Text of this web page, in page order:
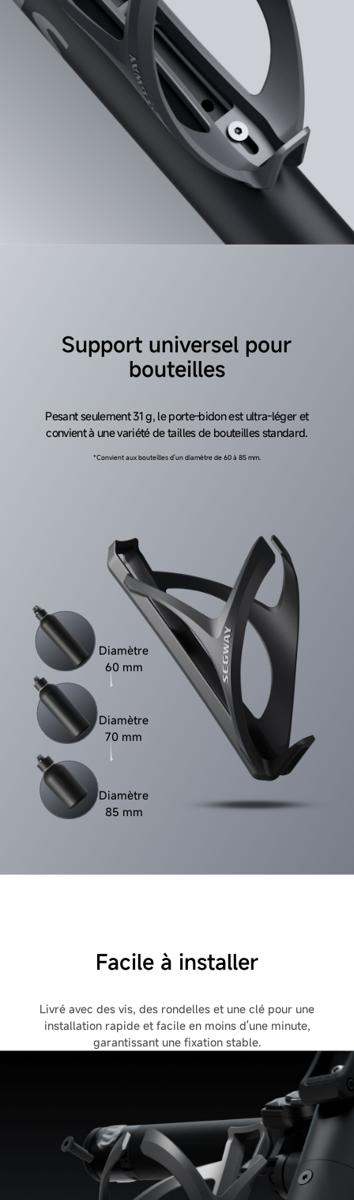
Support universel pour
bouteilles
Pesant seulement 31 g, le porte-bidon est ultra-léger et
convient à une variété de tailles de bouteilles standard.
*Convient aux bouteilles d'un diamètre de 60 à 85 mm.
Diamètre
60 mm
Diamètre
70 mm
Diamètre
85 mm
Facile à installer
Livré avec des vis, des rondelles et une clé pour une
installation rapide et facile en moins d'une minute,
garantissant une fixation stable.